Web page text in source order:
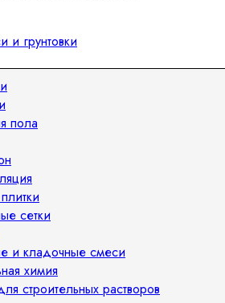
и грунтовки
пола
сетки
и кладочные смеси
химия
строительных растворов